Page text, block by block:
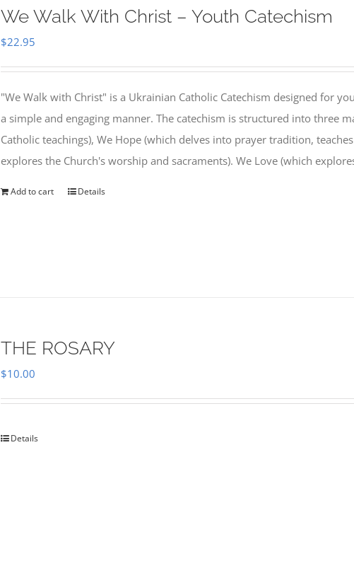
We Walk With Christ – Youth Catechism
$22.95
"We Walk with Christ" is a Ukrainian Catholic Catechism designed for
a simple and engaging manner. The catechism is structured into three
Catholic teachings), We Hope (which delves into prayer tradition,
explores the Church's worship and sacraments). We Love (which
Add to cart Details
THE ROSARY
$10.00
Details